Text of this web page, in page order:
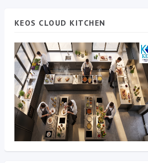
KEOS CLOUD KITCHEN